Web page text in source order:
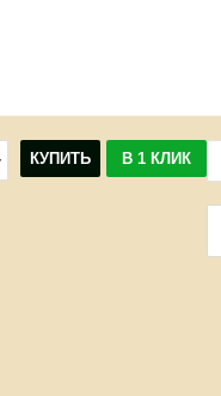
КУПИТЬ В 1 КЛИК